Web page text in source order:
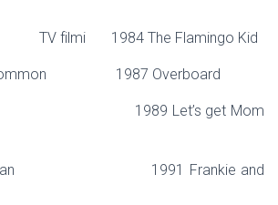
filmi 1984 The Flamingo Kid
Common 1987 Overboard
1989 Let’s get Mom
1991 Frankie and